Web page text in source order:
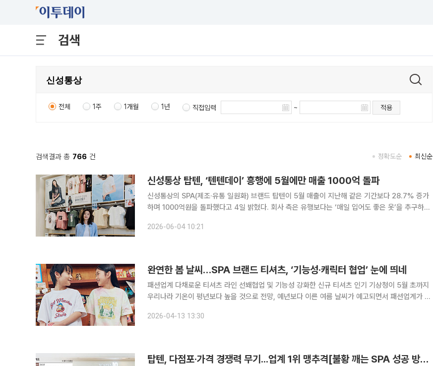
검색
전체 1주 1개월 1년 직접입력 ~ 적용
검색결과 총 766 건 최신순
정확도순
신성통상 탑텐, ‘텐텐데이’ 흥행에 5월에만 매출 1000억 돌파
신성통상의 SPA(제조·유통 일원화) 브랜드 탑텐이 5월 매출이 지난해 같은 기간보다 28.7% 증가
하며 1000억원을 돌파했다고 4일 밝혔다. 회사 측은 유행보다는 ‘매일 입어도 좋은 옷’을 추구하는
우 전지현을 브랜드 앰버서더로 발탁하며 공격적
2026-06-04 10:21
완연한 봄 날씨…SPA 브랜드 티셔츠, ‘기능성·캐릭터 협업’ 눈에 띄네
패션업계 다채로운 티셔츠 라인 선봬협업 및 기능성 강화한 신규 티셔츠 인기 기상청이 5월 초까지
우리나라 기온이 평년보다 높을 것으로 전망, 예년보다 이른 여름 날씨가 예고되면서 패션업계가 앞
브랜드는 평년보다 따뜻해진 날씨를 맞아 다채로운 디자인
2026-04-13 13:30
탑텐, 다점포·가격 경쟁력 무기...업계 1위 맹추격[불황 깨는 SPA 성공 방정식③]